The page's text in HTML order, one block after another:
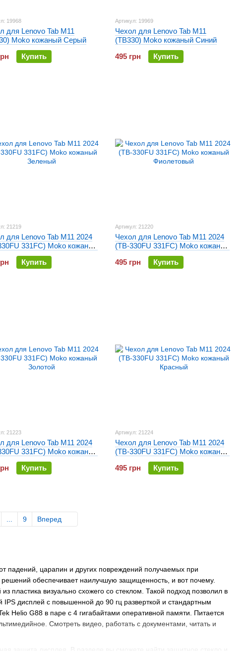
падений, царапин и других повреждений получаемых при
обеспечивает наилучшую защищенность, и вот почему.
визуально схожего со стеклом. Такой подход позволил в
дисплей с повышенной до 90 гц разверткой и стандартным
Helio G88 в паре с 4 гигабайтами оперативной памяти. Питается
Смотреть видео, работать с документами, читать и
19968
для Lenovo Tab M11
Moko кожаный Серый
Купить
Артикул: 19969
Чехол для Lenovo Tab M11
(TB330) Moko кожаный Синий
495 грн
Купить
21219
для Lenovo Tab M11 2024
331FC) Moko кожаный
Купить
Артикул: 21220
Чехол для Lenovo Tab M11 2024
(TB-330FU 331FC) Moko кожаный
Фиолетовый
495 грн
Купить
21223
для Lenovo Tab M11 2024
331FC) Moko кожаный
Купить
Артикул: 21224
Чехол для Lenovo Tab M11 2024
(TB-330FU 331FC) Moko кожаный
495 грн
Купить
9 Вперед